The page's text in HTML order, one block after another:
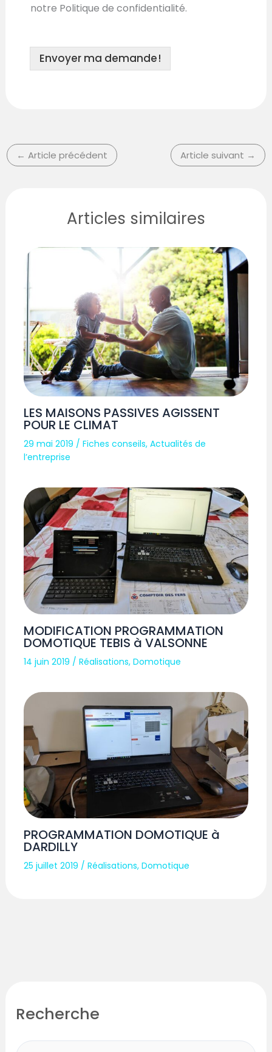
notre Politique de confidentialité.
Envoyer ma demande !
← Article précédent Article suivant →
Articles similaires
LES MAISONS PASSIVES AGISSENT
POUR LE CLIMAT
29 mai 2019 /Fiches conseils,Actualités de
l’entreprise
MODIFICATION PROGRAMMATION
DOMOTIQUE TEBIS à VALSONNE
14 juin 2019 /Réalisations,Domotique
PROGRAMMATION DOMOTIQUE à
DARDILLY
25 juillet 2019 /Réalisations,Domotique
Recherche